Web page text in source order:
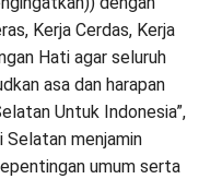
Kerja Cerdas, Kerja
Hati agar seluruh
asa dan harapan
Untuk Indonesia”,
Selatan menjamin
umum serta